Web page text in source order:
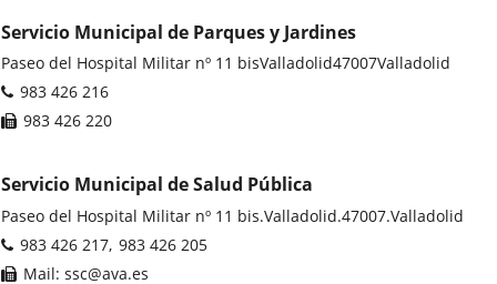
Servicio Municipal de Parques y Jardines
Postal
address
Paseo del Hospital Militar nº 11 bisValladolid47007Valladolid
Phones
983 426 216
Fax
983 426 220
Servicio Municipal de Salud Pública
Postal
address
Paseo del Hospital Militar nº 11 bis.Valladolid.47007.Valladolid
Phones
983 426 217 983 426 205
Fax
Mail: ssc@ava.es